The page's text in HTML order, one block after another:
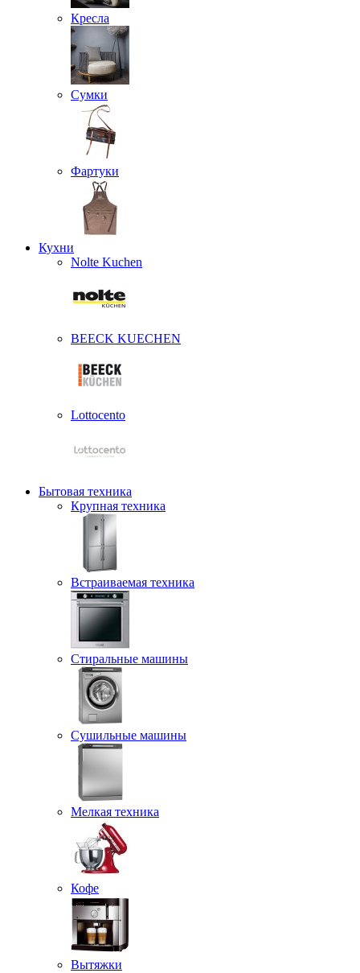
Кресла
Сумки
Фартуки
Кухни
Nolte Kuchen
BEECK KUECHEN
Lottocento
Бытовая техника
Крупная техника
Встраиваемая техника
Стиральные машины
Сушильные машины
Мелкая техника
Кофе
Вытяжки